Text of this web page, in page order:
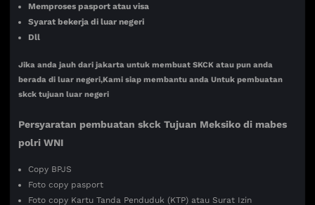
Memproses pasport atau visa
Syarat bekerja di luar negeri
Dll
Jika anda jauh dari jakarta untuk membuat SKCK atau pun anda
berada di luar negeri,Kami siap membantu anda Untuk pembuatan
skck tujuan luar negeri
Persyaratan pembuatan skck Tujuan Meksiko di mabes
polri WNI
Copy BPJS
Foto copy pasport
Foto copy Kartu Tanda Penduduk (KTP) atau Surat Izin